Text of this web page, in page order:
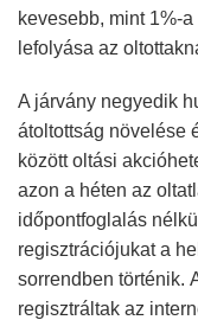
kevesebb, mint 1%-
lefolyása az
A járvány negyedik
átoltottság növelése
között oltási
azon a héten az
időpontfoglalás
regisztrációjukat a
sorrendben történik.
regisztráltak az